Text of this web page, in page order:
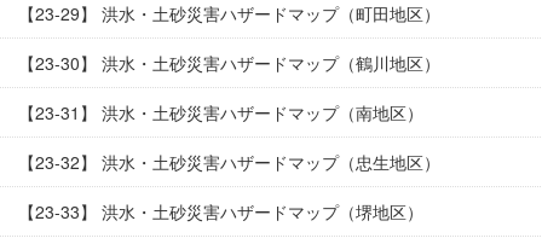
【23-29】 洪水・土砂災害ハザードマップ（町田地区）
【23-30】 洪水・土砂災害ハザードマップ（鶴川地区）
【23-31】 洪水・土砂災害ハザードマップ（南地区）
【23-32】 洪水・土砂災害ハザードマップ（忠生地区）
【23-33】 洪水・土砂災害ハザードマップ（堺地区）